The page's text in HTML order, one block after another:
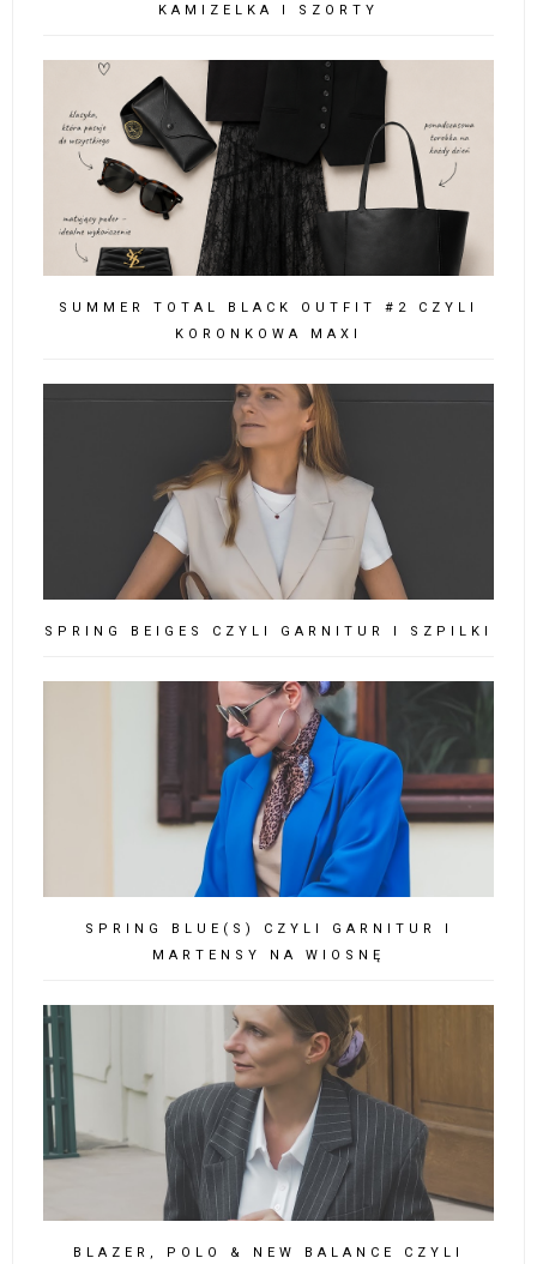
KAMIZELKA I SZORTY
SUMMER TOTAL BLACK OUTFIT #2 CZYLI
KORONKOWA MAXI
SPRING BEIGES CZYLI GARNITUR I SZPILKI
SPRING BLUE(S) CZYLI GARNITUR I
MARTENSY NA WIOSNĘ
BLAZER, POLO & NEW BALANCE CZYLI